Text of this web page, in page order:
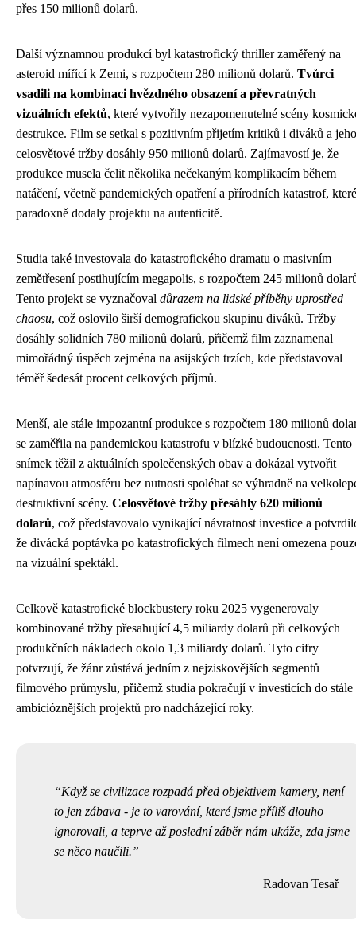
přes 150 milionů dolarů.
Další významnou produkcí byl katastrofický thriller zaměřený na
asteroid mířící k Zemi, s rozpočtem 280 milionů dolarů. Tvůrci
vsadili na kombinaci hvězdného obsazení a převratných
vizuálních efektů, které vytvořily nezapomenutelné scény
destrukce. Film se setkal s pozitivním přijetím kritiků i diváků a jeho
celosvětové tržby dosáhly 950 milionů dolarů. Zajímavostí je, že
produkce musela čelit několika nečekaným komplikacím během
natáčení, včetně pandemických opatření a přírodních katastrof, které
paradoxně dodaly projektu na autenticitě.
Studia také investovala do katastrofického dramatu o masivním
zemětřesení postihujícím megapolis, s rozpočtem 245 milionů
Tento projekt se vyznačoval důrazem na lidské příběhy uprostřed
chaosu, což oslovilo širší demografickou skupinu diváků. Tržby
dosáhly solidních 780 milionů dolarů, přičemž film zaznamenal
mimořádný úspěch zejména na asijských trzích, kde představoval
téměř šedesát procent celkových příjmů.
Menší, ale stále impozantní produkce s rozpočtem 180 milionů
se zaměřila na pandemickou katastrofu v blízké budoucnosti. Tento
snímek těžil z aktuálních společenských obav a dokázal vytvořit
napínavou atmosféru bez nutnosti spoléhat se výhradně na
destruktivní scény. Celosvětové tržby přesáhly 620 milionů
dolarů, což představovalo vynikající návratnost investice a
že divácká poptávka po katastrofických filmech není omezena
na vizuální spektákl.
Celkově katastrofické blockbustery roku 2025 vygenerovaly
kombinované tržby přesahující 4,5 miliardy dolarů při celkových
produkčních nákladech okolo 1,3 miliardy dolarů. Tyto cifry
potvrzují, že žánr zůstává jedním z nejziskovějších segmentů
filmového průmyslu, přičemž studia pokračují v investicích do stále
ambicióznějších projektů pro nadcházející roky.
Když se civilizace rozpadá před objektivem kamery, není
to jen zábava - je to varování, které jsme příliš dlouho
ignorovali, a teprve až poslední záběr nám ukáže, zda jsme
se něco naučili.
Radovan Tesař